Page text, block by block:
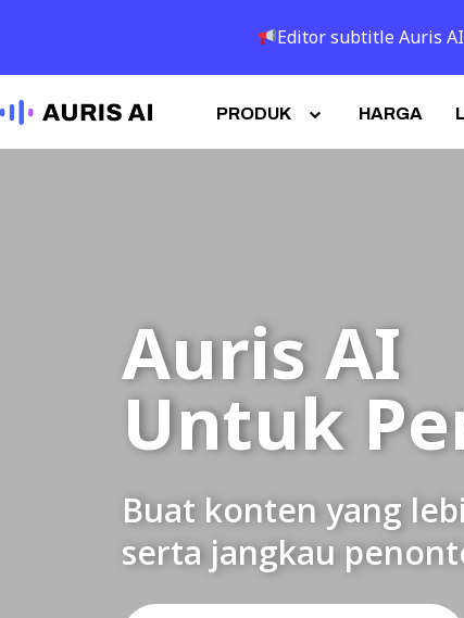
PRODUK HARGA
Auris AI
Untuk
Buat konten yang
serta jangkau
Editor subtitle Auris